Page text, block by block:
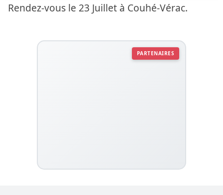
Rendez-vous le 23 Juillet à Couhé-Vérac.
PARTENAIRES